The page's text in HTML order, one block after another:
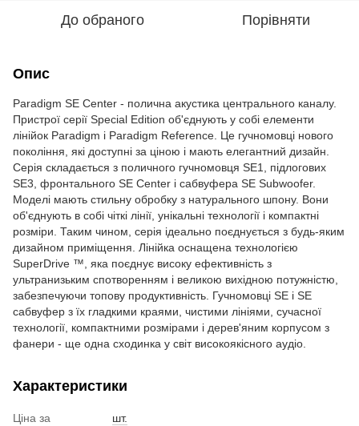
До обраного Порівняти
Опис
Paradigm SE Center - полична акустика центрального каналу.
Пристрої серії Special Edition об'єднують у собі елементи
лінійок Paradigm і Paradigm Reference. Це гучномовці нового
покоління, які доступні за ціною і мають елегантний дизайн.
Серія складається з поличного гучномовця SE1, підлогових
SE3, фронтального SE Center і сабвуфера SE Subwoofer.
Моделі мають стильну обробку з натурального шпону. Вони
об'єднують в собі чіткі лінії, унікальні технології і компактні
розміри. Таким чином, серія ідеально поєднується з будь-яким
дизайном приміщення. Лінійка оснащена технологією
SuperDrive ™, яка поєднує високу ефективність з
ультранизьким спотворенням і великою вихідною потужністю,
забезпечуючи топову продуктивність. Гучномовці SE і SE
сабвуфер з їх гладкими краями, чистими лініями, сучасної
технології, компактними розмірами і дерев'яним корпусом з
фанери - ще одна сходинка у світ високоякісного аудіо.
Характеристики
Ціна за
шт.